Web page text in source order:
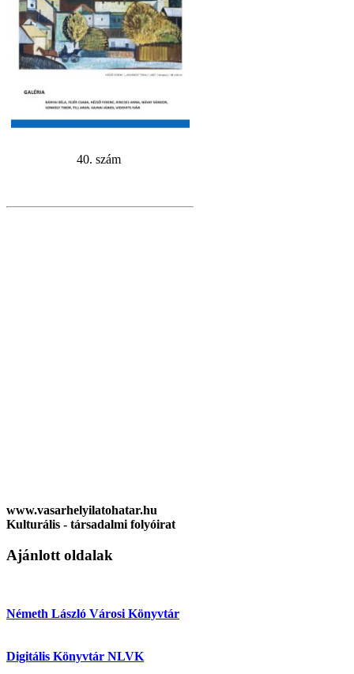
40. szám
www.vasarhelyilatohatar.hu
Kulturális - társadalmi folyóirat
Ajánlott oldalak
Németh László Városi Könyvtár
Digitális Könyvtár NLVK